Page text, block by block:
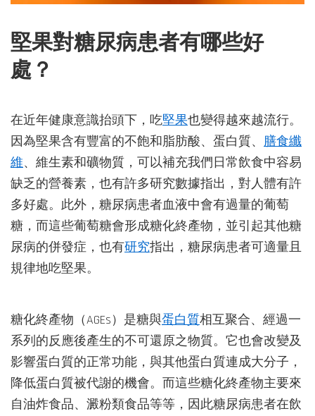
堅果對糖尿病患者有哪些好
處？
在近年健康意識抬頭下，吃堅果也變得越來越流行。
因為堅果含有豐富的不飽和脂肪酸、蛋白質、 膳食纖
維、維生素和礦物質，可以補充我們日常飲食中容易
缺乏的營養素，也有許多研究數據指出，對人體有許
多好處。此外，糖尿病患者血液中會有過量的葡萄
糖，而這些葡萄糖會形成糖化終產物，並引起其他糖
尿病的併發症，也有研究指出，糖尿病患者可適量且
規律地吃堅果。
糖化終產物（AGEs）是糖與蛋白質相互聚合、經過一
系列的反應後產生的不可還原之物質。它也會改變及
影響蛋白質的正常功能，與其他蛋白質連成大分子，
降低蛋白質被代謝的機會。而這些糖化終產物主要來
自油炸食品、澱粉類食品等等，因此糖尿病患者在飲